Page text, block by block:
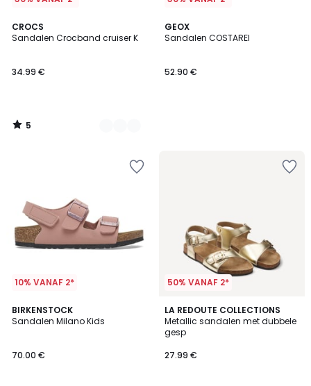
CROCS
Sandalen Crocband cruiser K
34.99 €
5
/
2
Kleuren
5
/
GEOX
Sandalen COSTAREI
52.90 €
10% VANAF 2*
BIRKENSTOCK
Sandalen Milano Kids
70.00 €
50% VANAF 2*
LA REDOUTE COLLECTIONS
Metallic sandalen met dubbele
gesp
27.99 €
5
/
5